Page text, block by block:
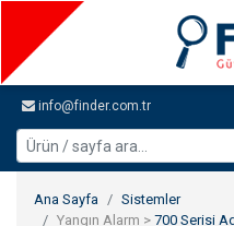
info@finder.com.tr
Ana Sayfa
Sistemler
Yangın Alarm > 700 Serisi